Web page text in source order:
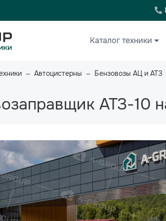
Каталог техники
Автоцистерны Бензовозы АЦ и АТЗ
АТЗ-10